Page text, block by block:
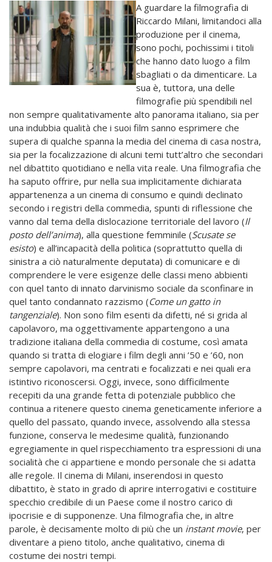
A guardare la filmografia di
Riccardo Milani, limitandoci alla
produzione per il cinema,
sono pochi, pochissimi i titoli
che hanno dato luogo a film
sbagliati o da dimenticare. La
sua è, tuttora, una delle
filmografie più spendibili nel
non sempre qualitativamente alto panorama italiano, sia per
una indubbia qualità che i suoi film sanno esprimere che
supera di qualche spanna la media del cinema di casa nostra,
sia per la focalizzazione di alcuni temi tutt’altro che secondari
nel dibattito quotidiano e nella vita reale. Una filmografia che
ha saputo offrire, pur nella sua implicitamente dichiarata
appartenenza a un cinema di consumo e quindi declinato
secondo i registri della commedia, spunti di riflessione che
vanno dal tema della dislocazione territoriale del lavoro (Il
posto dell’anima), alla questione femminile (Scusate se
esisto) e all’incapacità della politica (soprattutto quella di
sinistra a ciò naturalmente deputata) di comunicare e di
comprendere le vere esigenze delle classi meno abbienti
con quel tanto di innato darvinismo sociale da sconfinare in
quel tanto condannato razzismo (Come un gatto in
tangenziale). Non sono film esenti da difetti, né si grida al
capolavoro, ma oggettivamente appartengono a una
tradizione italiana della commedia di costume, così amata
quando si tratta di elogiare i film degli anni ’50 e ’60, non
sempre capolavori, ma centrati e focalizzati e nei quali era
istintivo riconoscersi. Oggi, invece, sono difficilmente
recepiti da una grande fetta di potenziale pubblico che
continua a ritenere questo cinema geneticamente inferiore a
quello del passato, quando invece, assolvendo alla stessa
funzione, conserva le medesime qualità, funzionando
egregiamente in quel rispecchiamento tra espressioni di una
socialità che ci appartiene e mondo personale che si adatta
alle regole. Il cinema di Milani, inserendosi in questo
dibattito, è stato in grado di aprire interrogativi e costituire
specchio credibile di un Paese come il nostro carico di
ipocrisie e di supponenze. Una filmografia che, in altre
parole, è decisamente molto di più che un instant movie, per
diventare a pieno titolo, anche qualitativo, cinema di
costume dei nostri tempi.